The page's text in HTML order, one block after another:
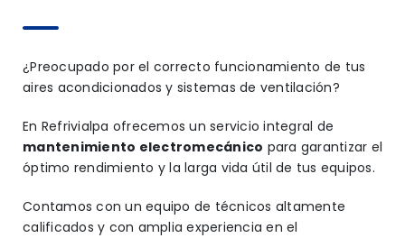
¿Preocupado por el correcto funcionamiento de tus
aires acondicionados y sistemas de ventilación?
En Refrivialpa ofrecemos un servicio integral de
mantenimiento electromecánico para garantizar el
óptimo rendimiento y la larga vida útil de tus equipos.
Contamos con un equipo de técnicos altamente
calificados y con amplia experiencia en el